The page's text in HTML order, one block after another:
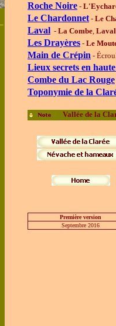
Roche Noire -
Le Chardonnet- Le
Laval - La Combe, Laval
Les Drayères - Le
Main de Crépin -
Lieux secrets en
Combe du Lac Rouge
Toponymie de la
Vallée de la
Première version
Septembre 2016